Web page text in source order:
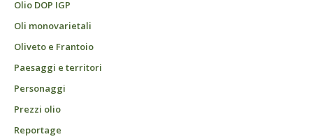
Olio DOP IGP
Oli monovarietali
Oliveto e Frantoio
Paesaggi e territori
Personaggi
Prezzi olio
Reportage